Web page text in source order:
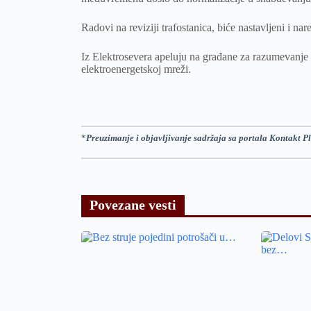
Radovi na reviziji trafostanica, biće nastavljeni i
Iz Elektrosevera apeluju na građane za
elektroenergetskoj mreži.
*Preuzimanje i objavljivanje sadržaja sa portala Kontakt
Povezane vesti